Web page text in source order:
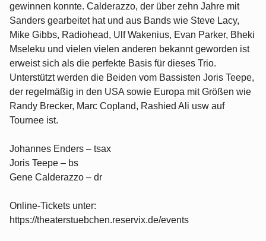
gewinnen konnte. Calderazzo, der über zehn Jahre mit
Sanders gearbeitet hat und aus Bands wie Steve Lacy,
Mike Gibbs, Radiohead, Ulf Wakenius, Evan Parker, Bheki
Mseleku und vielen vielen anderen bekannt geworden ist
erweist sich als die perfekte Basis für dieses Trio.
Unterstützt werden die Beiden vom Bassisten Joris Teepe,
der regelmäßig in den USA sowie Europa mit Größen wie
Randy Brecker, Marc Copland, Rashied Ali usw auf
Tournee ist.
Johannes Enders – tsax
Joris Teepe – bs
Gene Calderazzo – dr
Online-Tickets unter:
https://theaterstuebchen.reservix.de/events